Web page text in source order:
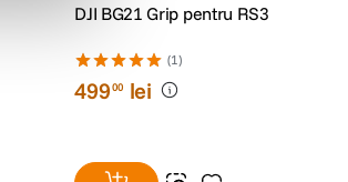
DJI BG21 Grip pentru RS3
(1)
49900 lei